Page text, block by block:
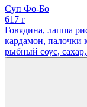
Суп Фо-Бо
617 г
Говядина, лапша
кардамон, палочки
рыбный соус,